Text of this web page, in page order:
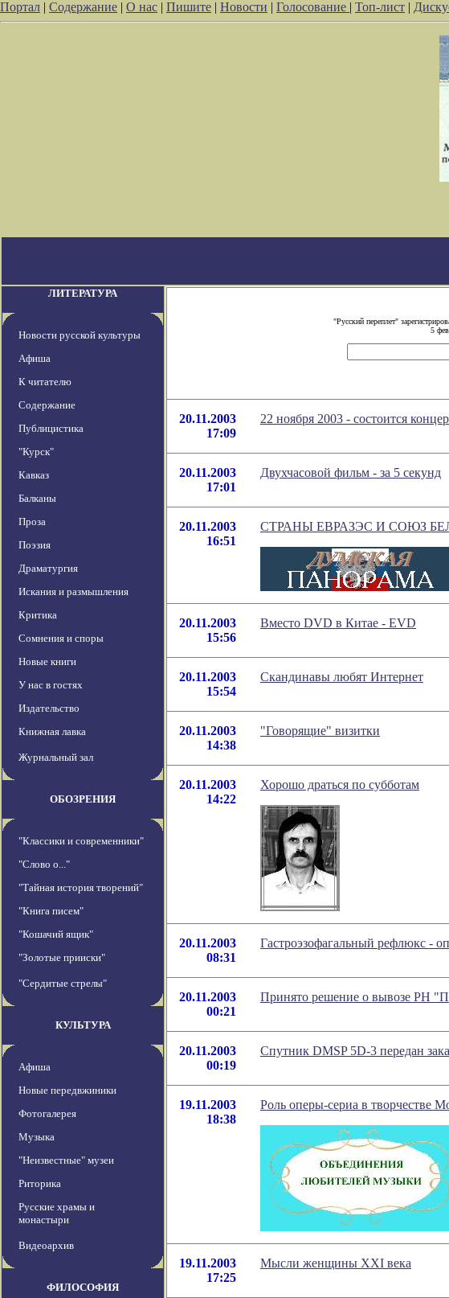
Портал | Содержание | О нас | Пишите | Новости | Голосование | Топ-лист |
ЛИТЕРАТУРА
Новости русской культуры
Афиша
К читателю
Содержание
Публицистика
"Курск"
Кавказ
Балканы
Проза
Поэзия
Драматургия
Искания и размышления
Критика
Сомнения и споры
Новые книги
У нас в гостях
Издательство
Книжная лавка
Журнальный зал
ОБОЗРЕНИЯ
"Классики и современники"
"Слово о..."
"Тайная история творений"
"Книга писем"
"Кошачий ящик"
"Золотые прииски"
"Сердитые стрелы"
КУЛЬТУРА
Афиша
Новые передвжиники
Фотогалерея
Музыка
"Неизвестные" музеи
Риторика
Русские храмы и
монастыри
Видеоархив
ФИЛОСОФИЯ
"Русский переплет"
5
20.11.2003
17:09
22 ноября 2003 - состоится
20.11.2003
17:01
Двухчасовой фильм - за 5 секунд
20.11.2003
16:51
СТРАНЫ ЕВРАЗЭС И СОЮЗ
20.11.2003
15:56
Вместо DVD в Китае - EVD
20.11.2003
15:54
Скандинавы любят Интернет
20.11.2003
14:38
"Говорящие" визитки
20.11.2003
14:22
Хорошо драться по субботам
20.11.2003
08:31
Гастроэзофагальный рефлюкс -
20.11.2003
00:21
Принято решение о вывозе РН
20.11.2003
00:19
Спутник DMSP 5D-3 передан
19.11.2003
18:38
Роль оперы-сериа в творчестве
19.11.2003
17:25
Мысли женщины ХХI века